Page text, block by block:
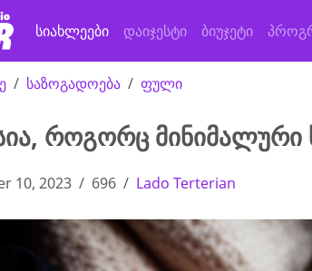
სიახლეები დაიჯესტი ბიუჯეტი
საზოგადოება ფული
როგორც
10, 2023 696 Lado Terterian